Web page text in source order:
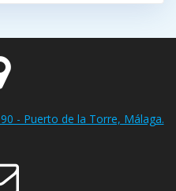
- Puerto de la Torre, Málaga.